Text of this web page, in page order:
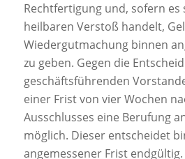
Rechtfertigung und, sofern es
heilbaren Verstoß handelt,
Wiedergutmachung binnen
zu geben. Gegen die
geschäftsführenden
einer Frist von vier Wochen
Ausschlusses eine Berufung
möglich. Dieser entscheidet
angemessener Frist endgültig.